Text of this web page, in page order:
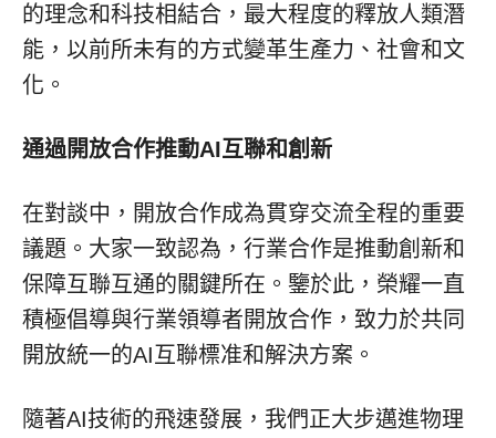
的理念和科技相結合，最大程度的釋放人類潛
能，以前所未有的方式變革生產力、社會和文
化。
通過開放合作推動AI互聯和創新
在對談中，開放合作成為貫穿交流全程的重要
議題。大家一致認為，行業合作是推動創新和
保障互聯互通的關鍵所在。鑒於此，榮耀一直
積極倡導與行業領導者開放合作，致力於共同
開放統一的AI互聯標准和解決方案。
隨著AI技術的飛速發展，我們正大步邁進物理